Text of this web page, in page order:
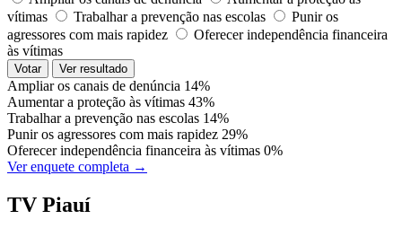
vítimas
Trabalhar a prevenção nas escolas
Punir os
agressores com mais rapidez
Oferecer independência financeira
às vítimas
Votar Ver resultado
Ampliar os canais de denúncia 14%
Aumentar a proteção às vítimas 43%
Trabalhar a prevenção nas escolas 14%
Punir os agressores com mais rapidez 29%
Oferecer independência financeira às vítimas 0%
Ver enquete completa →
TV Piauí